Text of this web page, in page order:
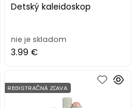
Detský kaleidoskop
nie je skladom
3.99 €
REGISTRAČNÁ ZĽAVA